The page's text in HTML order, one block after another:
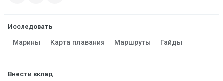
Исследовать
Марины Карта плавания Маршруты Гайды
Внести вклад